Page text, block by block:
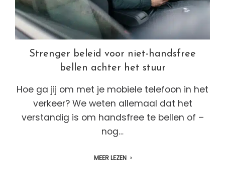
Strenger beleid voor niet-handsfree
bellen achter het stuur
Hoe ga jij om met je mobiele telefoon in het
verkeer? We weten allemaal dat het
verstandig is om handsfree te bellen of –
nog…
MEER LEZEN